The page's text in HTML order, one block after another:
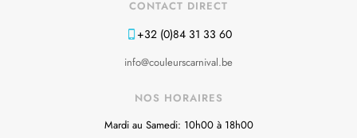
CONTACT DIRECT
+32 (0)84 31 33 60
info@couleurscarnival.be
NOS HORAIRES
Mardi au Samedi: 10h00 à 18h00